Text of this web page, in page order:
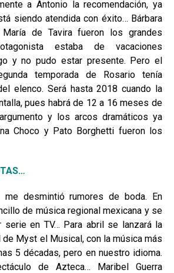
a Antonio la recomendación, ya
siendo atendida con éxito… Bárbara
de Tavira fueron los grandes
estaba de vacaciones
y no pudo estar presente. Pero el
temporada de Rosario tenía
elenco. Será hasta 2018 cuando la
pues habrá de 12 a 16 meses de
y los arcos dramáticos ya
Choco y Pato Borghetti fueron los
me desmintió rumores de boda. En
de música regional mexicana y se
serie en TV… Para abril se lanzará la
Myst el Musical, con la música más
5 décadas, pero en nuestro idioma.
de Azteca… Maribel Guerra